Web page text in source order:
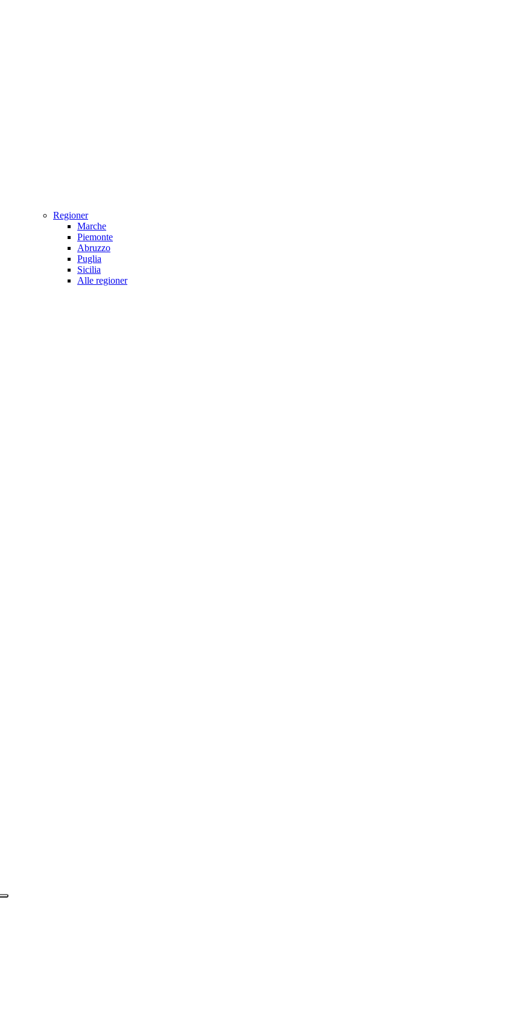
Regioner
Marche
Piemonte
Abruzzo
Puglia
Sicilia
Alle regioner